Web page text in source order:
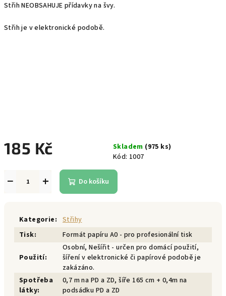
Střih NEOBSAHUJE přídavky na švy.
Střih je v elektronické podobě.
185 Kč Skladem (975 ks)
Kód: 1007
+
− Do košíku
Kategorie: Střihy
Tisk: Formát papíru A0 - pro profesionální tisk
Použití:
Osobní, Nešířit - určen pro domácí použití,
šíření v elektronické či papírové podobě je
zakázáno.
Spotřeba
látky:
0,7 m na PD a ZD, šíře 165 cm + 0,4m na
podsádku PD a ZD